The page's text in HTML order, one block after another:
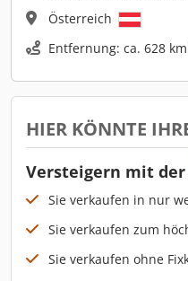
Österreich
Entfernung: ca. 628 km
HIER KÖNNTE
Versteigern mit der
Sie verkaufen in nur
Sie verkaufen zum
Sie verkaufen ohne